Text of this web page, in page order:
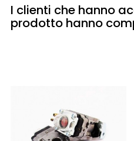
I clienti che hanno
prodotto hanno